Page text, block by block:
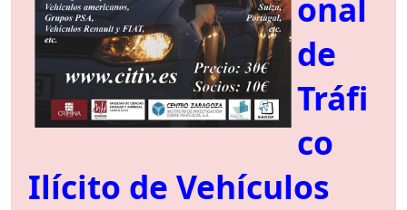
onal
de
Tráfi
co
Ilícito de Vehículos